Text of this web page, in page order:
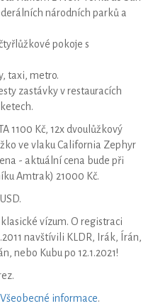
národních parků a
pokoje s
taxi, metro.
zastávky v restauracích
1100 Kč, 12x dvoulůžkový
ve vlaku California Zephyr
- aktuální cena bude při
Amtrak) 21000 Kč.
vízum. O registraci
navštívili KLDR, Irák, Írán,
nebo Kubu po 12.1.2021!
Všeobecné informace.